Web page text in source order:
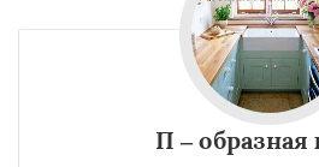
П – образная